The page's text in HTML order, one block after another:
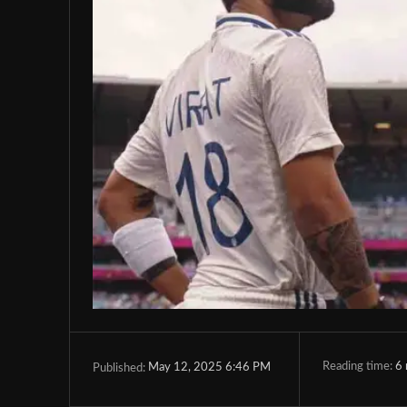
Published: May 12, 2025 6:46 PM Reading time: 6